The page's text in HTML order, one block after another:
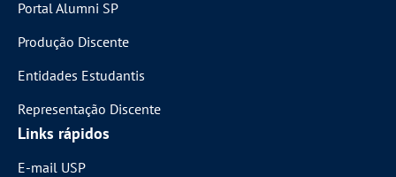
Portal Alumni SP
Produção Discente
Entidades Estudantis
Representação Discente
Links rápidos
E-mail USP